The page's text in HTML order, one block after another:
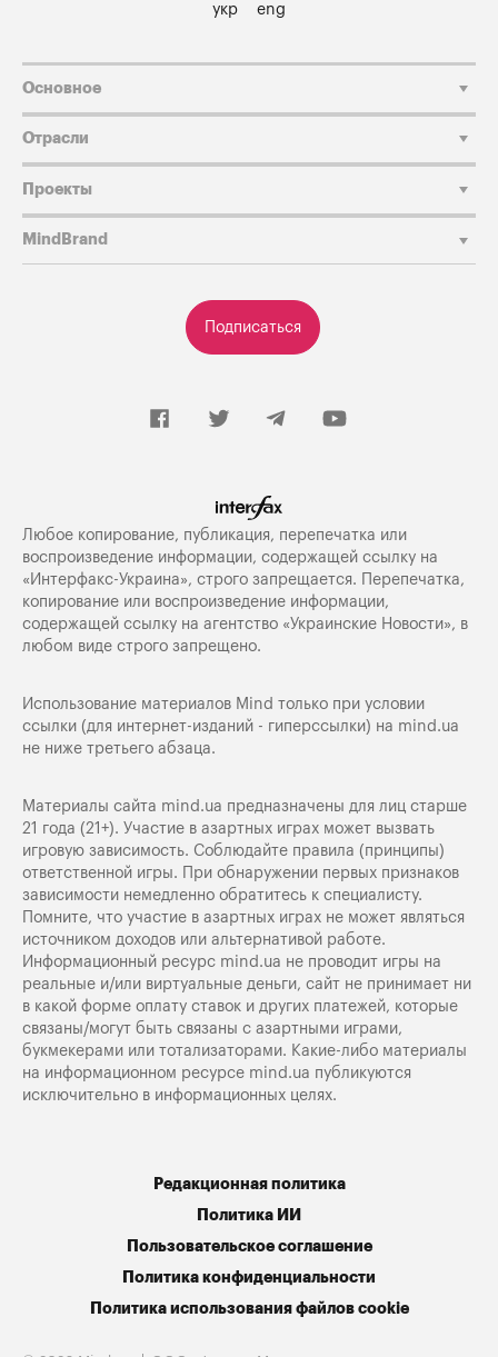
укр eng
Подписаться
Основное
Отрасли
Проекты
MindBrand
Любое копирование, публикация, перепечатка или
воспроизведение информации, содержащей ссылку на
«Интерфакс-Украина», строго запрещается. Перепечатка,
копирование или воспроизведение информации,
содержащей ссылку на агентство «Украинские Новости», в
любом виде строго запрещено.
Использование материалов Mind только при условии
ссылки (для интернет-изданий - гиперссылки) на mind.ua
не ниже третьего абзаца.
Материалы сайта mind.ua предназначены для лиц старше
21 года (21+). Участие в азартных играх может вызвать
игровую зависимость. Соблюдайте правила (принципы)
ответственной игры. При обнаружении первых признаков
зависимости немедленно обратитесь к специалисту.
Помните, что участие в азартных играх не может являться
источником доходов или альтернативой работе.
Информационный ресурс mind.ua не проводит игры на
реальные и/или виртуальные деньги, сайт не принимает ни
в какой форме оплату ставок и других платежей, которые
связаны/могут быть связаны с азартными играми,
букмекерами или тотализаторами. Какие-либо материалы
на информационном ресурсе mind.ua публикуются
исключительно в информационных целях.
Редакционная политика
Политика ИИ
Пользовательское соглашение
Политика конфиденциальности
Политика использования файлов cookie